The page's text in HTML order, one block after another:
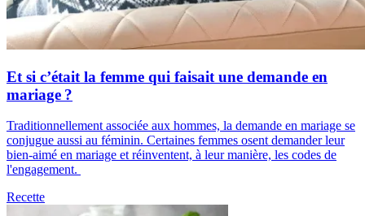
Et si c’était la femme qui faisait une demande en
mariage ?
Traditionnellement associée aux hommes, la demande en mariage se
conjugue aussi au féminin. Certaines femmes osent demander leur
bien-aimé en mariage et réinventent, à leur manière, les codes de
l'engagement.
Recette